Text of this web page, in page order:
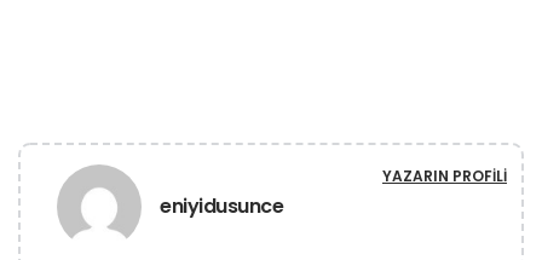
eniyidusunce
YAZARIN PROFILI